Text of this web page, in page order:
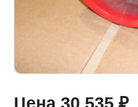
Цена 30 535 ₽